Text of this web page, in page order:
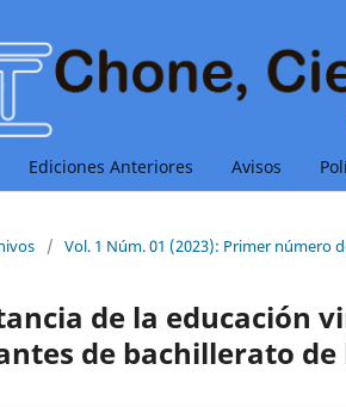
Ediciones Anteriores Avisos
/ Vol. 1 Núm. 01 (2023): Primer número
de la educación
de bachillerato de